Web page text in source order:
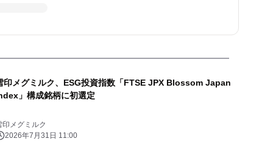
印メグミルク、ESG投資指数「FTSE JPX Blossom Japan
」構成銘柄に初選定
印メグミルク
2026年7月31日 11:00